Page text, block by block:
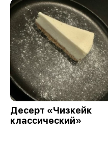
Десерт «Чизкейк
классический»